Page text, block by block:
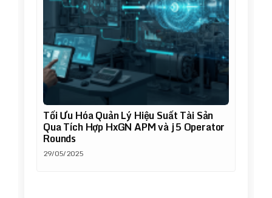
Tối Ưu Hóa Quản Lý Hiệu Suất Tài Sản
Qua Tích Hợp HxGN APM và j5 Operator
Rounds
29/05/2025